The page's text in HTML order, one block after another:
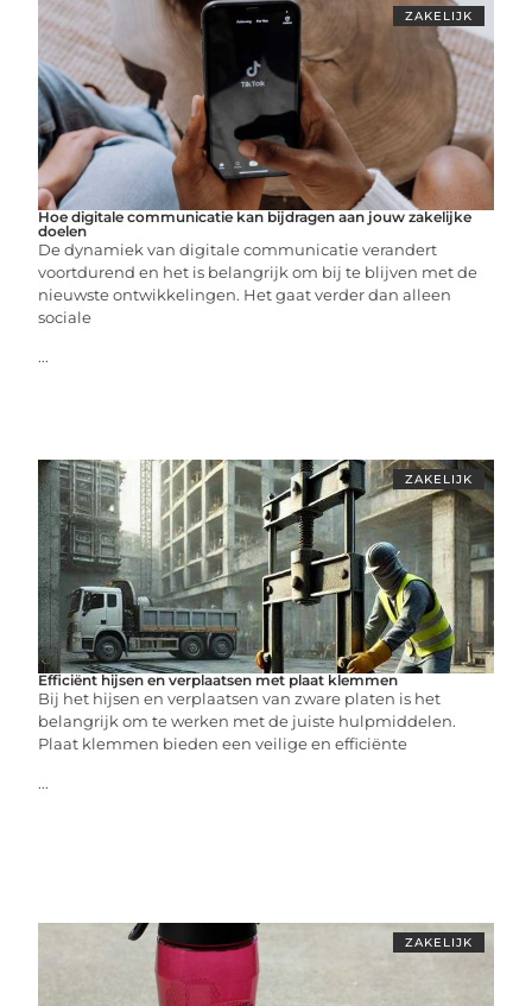
ZAKELIJK
Hoe digitale communicatie kan bijdragen aan jouw zakelijke
doelen
De dynamiek van digitale communicatie verandert
voortdurend en het is belangrijk om bij te blijven met de
nieuwste ontwikkelingen. Het gaat verder dan alleen
sociale
...
ZAKELIJK
Efficiënt hijsen en verplaatsen met plaat klemmen
Bij het hijsen en verplaatsen van zware platen is het
belangrijk om te werken met de juiste hulpmiddelen.
Plaat klemmen bieden een veilige en efficiënte
...
ZAKELIJK